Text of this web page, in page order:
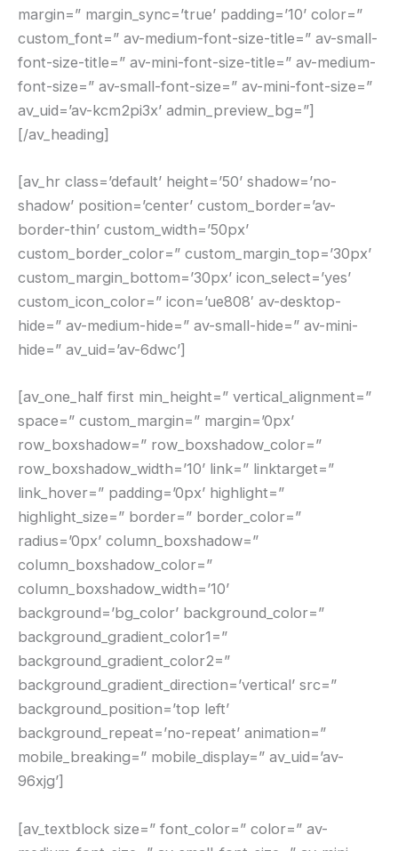
margin=” margin_sync=’true’ padding=’10’ color=”
custom_font=” av-medium-font-size-title=” av-small-
font-size-title=” av-mini-font-size-title=” av-medium-
font-size=” av-small-font-size=” av-mini-font-size=”
av_uid=’av-kcm2pi3x’ admin_preview_bg=”]
[/av_heading]
[av_hr class=’default’ height=’50’ shadow=’no-
shadow’ position=’center’ custom_border=’av-
border-thin’ custom_width=’50px’
custom_border_color=” custom_margin_top=’30px’
custom_margin_bottom=’30px’ icon_select=’yes’
custom_icon_color=” icon=’ue808′ av-desktop-
hide=” av-medium-hide=” av-small-hide=” av-mini-
hide=” av_uid=’av-6dwc’]
[av_one_half first min_height=” vertical_alignment=”
space=” custom_margin=” margin=’0px’
row_boxshadow=” row_boxshadow_color=”
row_boxshadow_width=’10’ link=” linktarget=”
link_hover=” padding=’0px’ highlight=”
highlight_size=” border=” border_color=”
radius=’0px’ column_boxshadow=”
column_boxshadow_color=”
column_boxshadow_width=’10’
background=’bg_color’ background_color=”
background_gradient_color1=”
background_gradient_color2=”
background_gradient_direction=’vertical’ src=”
background_position=’top left’
background_repeat=’no-repeat’ animation=”
mobile_breaking=” mobile_display=” av_uid=’av-
96xjg’]
[av_textblock size=” font_color=” color=” av-